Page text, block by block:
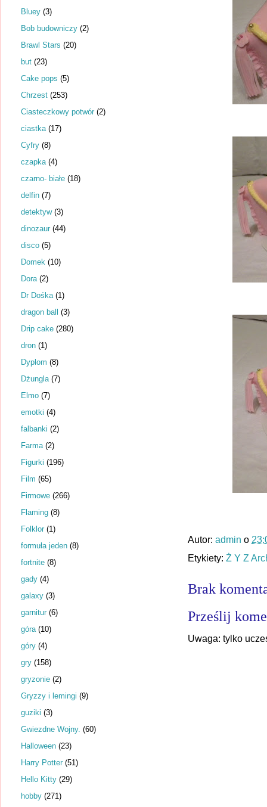
Autor: admin o
Etykiety: Ż Y Z
Brak
Prześlij
Uwaga: tylko
Bluey (3)
Bob budowniczy (2)
Brawl Stars (20)
but (23)
Cake pops (5)
Chrzest (253)
Ciasteczkowy potwór (2)
ciastka (17)
Cyfry (8)
czapka (4)
czarno- białe (18)
delfin (7)
detektyw (3)
dinozaur (44)
disco (5)
Domek (10)
Dora (2)
Dr Dośka (1)
dragon ball (3)
Drip cake (280)
dron (1)
Dyplom (8)
Dżungla (7)
Elmo (7)
emotki (4)
falbanki (2)
Farma (2)
Figurki (196)
Film (65)
Firmowe (266)
Flaming (8)
Folklor (1)
formuła jeden (8)
fortnite (8)
gady (4)
galaxy (3)
garnitur (6)
góra (10)
góry (4)
gry (158)
gryzonie (2)
Gryzzy i lemingi (9)
guziki (3)
Gwiezdne Wojny. (60)
Halloween (23)
Harry Potter (51)
Hello Kitty (29)
hobby (271)